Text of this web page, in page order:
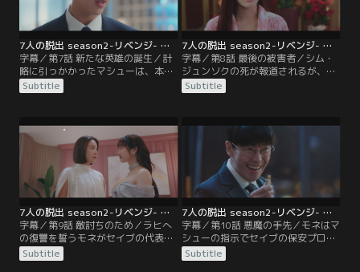
7人の脱出 season2-リベンジ- 第07話／字幕
字幕／第7話 新たな英雄の誕生／計
略に引っかかったマシューは、本物
のフィソが生きていると思い込む。
世間では、シム・ジュンソクが拉致
信じられ、迷子捜しアプリの信用が
下がる。その頃、モネはマシューに
監禁され…。
Subtitle
7人の脱出 season2-リベンジ- 第08話／字幕
字幕／第8話 最後の被害者／シム・
ジュンソクの死が報道されるが、モ
ネは誰かが身代わりにされたのだろ
うと考える。しかし、同じ場所から
モネは愕然とする。パニックに陥っ
たモネをラヒが冷ややかに見つめ
Subtitle
7人の脱出 season2-リベンジ- 第09話／字幕
字幕／第9話 敵討ちのため／ラヒへ
の復讐を誓うモネがセイブの代表フ
ァン・チャンソンと婚約式を挙げ
る。セイブの保安プログラムを狙う
Subtitle
7人の脱出 season2-リベンジ- 第10話／字幕
字幕／第10話 悪魔の手先／モネはマ
シューの指示でセイブの保安プログ
ラムを手に入れるが、チャンソンは
すべてを見破っていた。一方、イ・
Subtitle